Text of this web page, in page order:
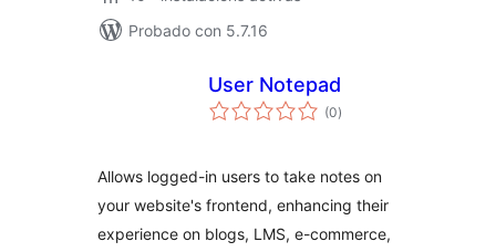
Probado con 5.7.16
User Notepad
(0valoracións
totais
)
Allows logged-in users to take notes on
your website's frontend, enhancing their
experience on blogs, LMS, e-commerce,